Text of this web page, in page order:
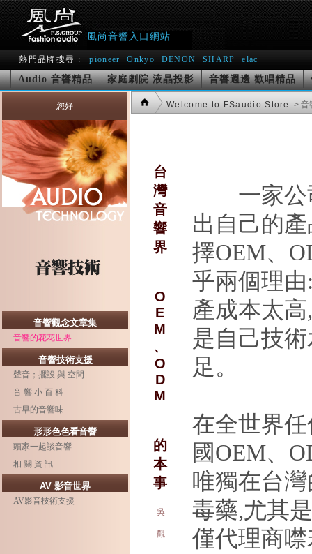
風尚音響入口網站
熱門品牌搜尋 : pioneer Onkyo DENON SHARP elac
Audio 音響精品 家庭劇院 液晶投影 音響週邊 歡唱精品
您好
音響觀念文章集
音響的花花世界
音響技術支援
聲音；擺設 與 空間
音 響 小 百 科
古早的音響味
形形色色看音響
頭家一起談音響
相 關 資 訊
AV 影音世界
AV影音技術支援
Welcome to FSaudio Store > 音
台
灣
音
響
界
O
E
M
、
O
D
M
的
本
事
吳
觀
一家公
出自己的
擇OEM、
乎兩個理由
產成本太高,
是自己技
足。
在全世界
國OEM、
唯獨在台
毒藥,尤其
僅代理商